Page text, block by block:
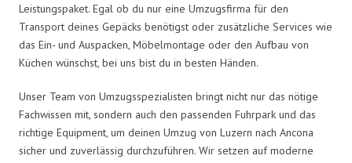
Leistungspaket. Egal ob du nur eine Umzugsfirma für den
Transport deines Gepäcks benötigst oder zusätzliche Services wie
das Ein- und Auspacken, Möbelmontage oder den Aufbau von
Küchen wünschst, bei uns bist du in besten Händen.
Unser Team von Umzugsspezialisten bringt nicht nur das nötige
Fachwissen mit, sondern auch den passenden Fuhrpark und das
richtige Equipment, um deinen Umzug von Luzern nach Ancona
sicher und zuverlässig durchzuführen. Wir setzen auf moderne